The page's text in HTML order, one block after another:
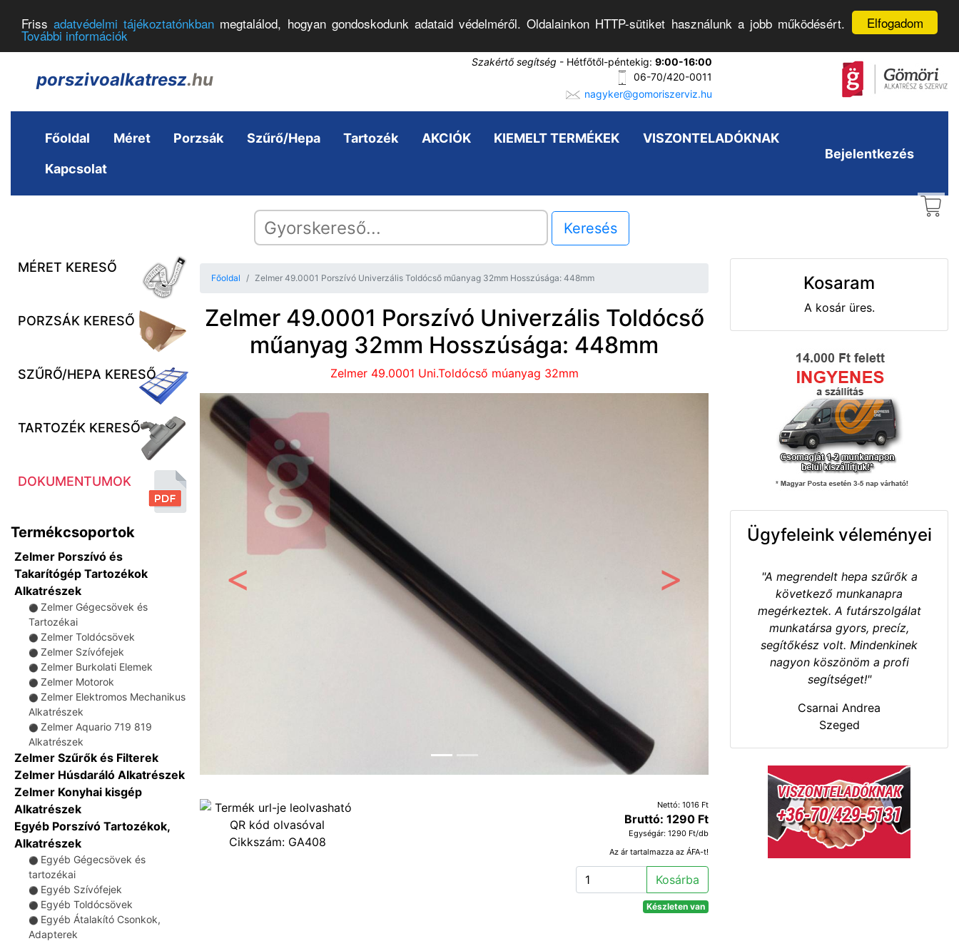
Elfogadom
Frissadatvédelmi tájékoztatónkban megtalálod, hogyan gondoskodunk adataid védelméről. Oldalainkon HTTP-sütiket használunk a jobb működésért.
További információk
porszivoalkatresz.hu
Szakértő segítség - Hétfőtől-péntekig: 9:00-16:00
06-70/420-0011
nagyker@gomoriszerviz.hu
Főoldal Méret Porzsák Szűrő/Hepa Tartozék AKCIÓK KIEMELT TERMÉKEK VISZONTELADÓKNAK
Kapcsolat
Bejelentkezés
Keresés
MÉRET KERESŐ
PORZSÁK KERESŐ
SZŰRŐ/HEPA KERESŐ
TARTOZÉK KERESŐ
DOKUMENTUMOK
Termékcsoportok
Zelmer Porszívó és
Takarítógép Tartozékok
Alkatrészek
⚫ Zelmer Gégecsövek és
Tartozékai
⚫ Zelmer Toldócsövek
⚫ Zelmer Szívófejek
⚫ Zelmer Burkolati Elemek
⚫ Zelmer Motorok
⚫ Zelmer Elektromos Mechanikus
Alkatrészek
⚫ Zelmer Aquario 719 819
Alkatrészek
Zelmer Szűrők és Filterek
Zelmer Húsdaráló Alkatrészek
Zelmer Konyhai kisgép
Alkatrészek
Egyéb Porszívó Tartozékok,
Alkatrészek
⚫ Egyéb Gégecsövek és
tartozékai
⚫ Egyéb Szívófejek
⚫ Egyéb Toldócsövek
⚫ Egyéb Átalakító Csonkok,
Adapterek
Főoldal Zelmer 49.0001 Porszívó Univerzális Toldócső műanyag 32mm Hosszúsága: 448mm
Zelmer 49.0001 Porszívó Univerzális Toldócső
műanyag 32mm Hosszúsága: 448mm
Zelmer 49.0001 Uni.Toldócső múanyag 32mm
Előző
Cikkszám: GA408
Nettó: 1016 Ft
Bruttó: 1290 Ft
Egységár: 1290 Ft/db
Az ár tartalmazza az ÁFA-t!
Kosárba
Készleten van
Kosaram
A kosár üres.
Ügyfeleink véleményei
"A megrendelt hepa szűrők a
következő munkanapra
megérkeztek. A futárszolgálat
munkatársa gyors, precíz,
segítőkész volt. Mindenkinek
nagyon köszönöm a profi
segítséget!"
Csarnai Andrea
Szeged